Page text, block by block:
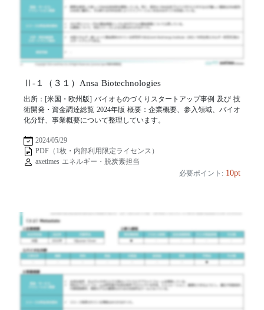
Ⅱ-１（３１）Ansa Biotechnologies
出所：[米国・欧州版] バイオものづくりスタートアップ事例 及び 技
術開発・資金調達総覧 2024年版 概要：企業概要、参入領域、バイオ
化分野、事業概要について整理しています。
2024/05/29
PDF（1枚・内部利用限定ライセンス）
axetimes エネルギー・脱炭素担当
必要ポイント: 10pt